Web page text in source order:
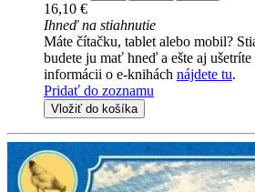
16,10 €
Ihneď na stiahnutie
Máte čítačku, tablet alebo mobil?
budete ju mať hneď a ešte aj
informácii o e-knihách nájdete tu.
Pridať do zoznamu
Vložiť do košíka